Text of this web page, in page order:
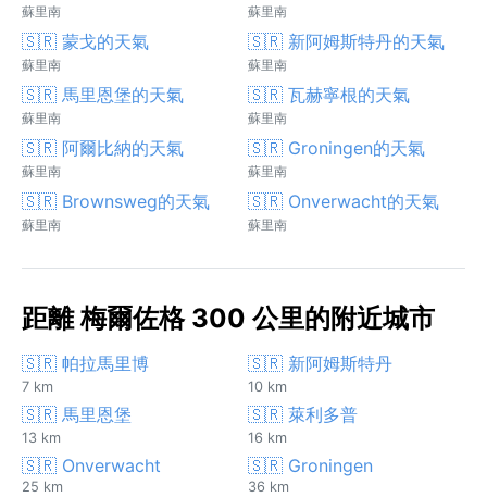
蘇里南 蘇里南
🇸🇷 蒙戈的天氣
蘇里南
🇸🇷 新阿姆斯特丹的天氣
蘇里南
🇸🇷 馬里恩堡的天氣
蘇里南
🇸🇷 瓦赫寧根的天氣
蘇里南
🇸🇷 阿爾比納的天氣
蘇里南
🇸🇷 Groningen的天氣
蘇里南
🇸🇷 Brownsweg的天氣
蘇里南
🇸🇷 Onverwacht的天氣
蘇里南
距離 梅爾佐格 300 公里的附近城市
🇸🇷 帕拉馬里博
7 km
🇸🇷 新阿姆斯特丹
10 km
🇸🇷 馬里恩堡
13 km
🇸🇷 萊利多普
16 km
🇸🇷 Onverwacht
25 km
🇸🇷 Groningen
36 km